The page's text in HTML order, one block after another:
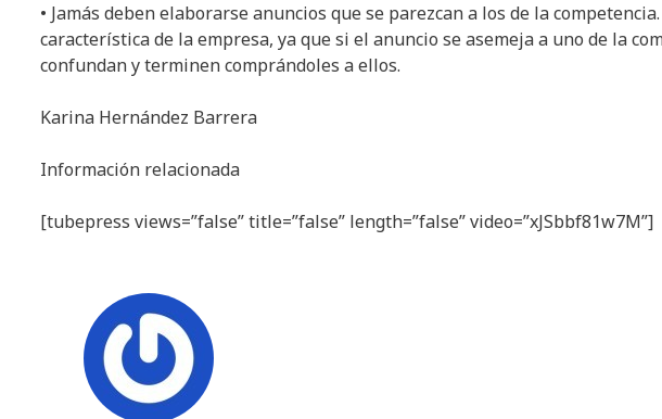
• Jamás deben elaborarse anuncios que se parezcan a los de la
característica de la empresa, ya que si el anuncio se asemeja a uno de la
confundan y terminen comprándoles a ellos.
Karina Hernández Barrera
Información relacionada
[tubepress views=”false” title=”false” length=”false” video=”xJSbbf81w7M”]